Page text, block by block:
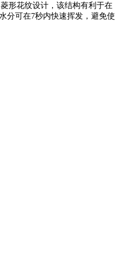
形花纹设计，该结构有利于在
分可在7秒内快速挥发，避免使